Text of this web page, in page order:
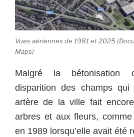
Vues aériennes de 1981 et 2025
Maps)
Malgré la bétonisation
disparition des champs
artère de la ville fait
arbres et aux fleurs,
en 1989 lorsqu’elle avait été